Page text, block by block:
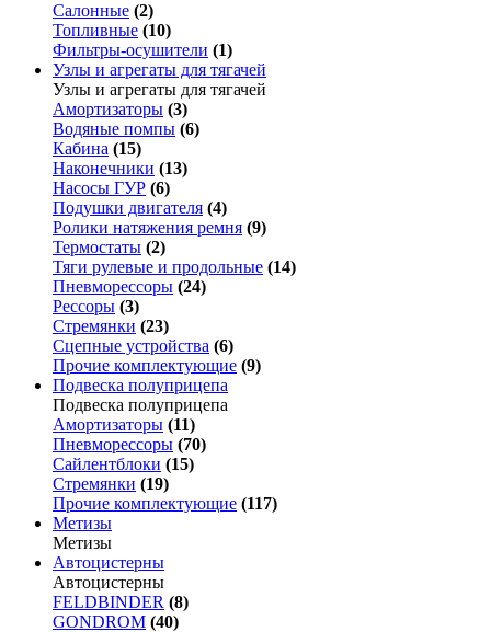
Салонные (2)
Топливные (10)
Фильтры-осушители (1)
Узлы и агрегаты для тягачей
Узлы и агрегаты для тягачей
Амортизаторы (3)
Водяные помпы (6)
Кабина (15)
Наконечники (13)
Насосы ГУР (6)
Подушки двигателя (4)
Ролики натяжения ремня (9)
Термостаты (2)
Тяги рулевые и продольные (14)
Пневморессоры (24)
Рессоры (3)
Стремянки (23)
Сцепные устройства (6)
Прочие комплектующие (9)
Подвеска полуприцепа
Подвеска полуприцепа
Амортизаторы (11)
Пневморессоры (70)
Сайлентблоки (15)
Стремянки (19)
Прочие комплектующие (117)
Метизы
Метизы
Автоцистерны
Автоцистерны
FELDBINDER (8)
GONDROM (40)